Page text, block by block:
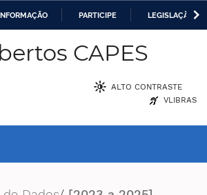
PARA
CONTEÚDO
PARTICIPE
LEGISLAÇÃO
Pública CAPES
ALTO CONTRASTE
VLIBRAS